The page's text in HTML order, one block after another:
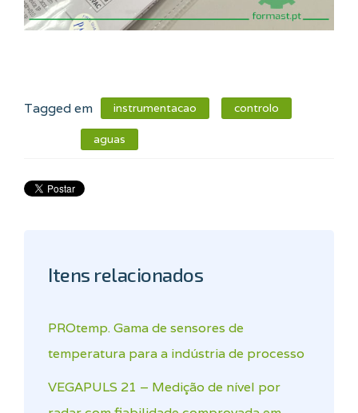
Tagged em instrumentacao controlo
aguas
Itens relacionados
PROtemp. Gama de sensores de
temperatura para a indústria de processo
VEGAPULS 21 – Medição de nível por